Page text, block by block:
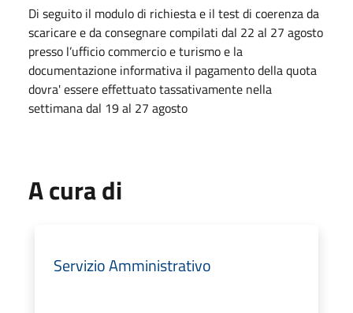
Di seguito il modulo di richiesta e il test di coerenza da
scaricare e da consegnare compilati dal 22 al 27 agosto
presso l’ufficio commercio e turismo e la
documentazione informativa il pagamento della quota
dovra' essere effettuato tassativamente nella
settimana dal 19 al 27 agosto
A cura di
Servizio Amministrativo